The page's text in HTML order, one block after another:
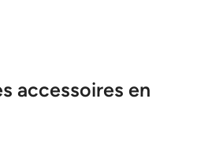
accessoires en